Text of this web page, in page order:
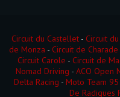
Circuit du Castellet - Circuit
de Monza - Circuit de Charade
Circuit Carole - Circuit de
Nomad Driving - ACO Open
Delta Racing - Moto Team 95
De Radigues